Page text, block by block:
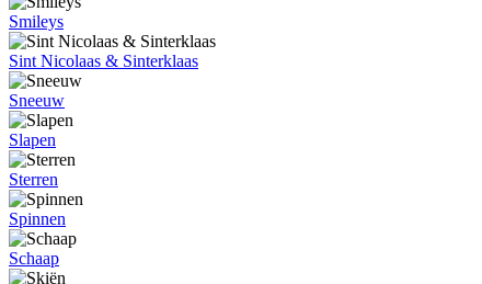
Smileys
Sint Nicolaas & Sinterklaas
Sneeuw
Slapen
Sterren
Spinnen
Schaap